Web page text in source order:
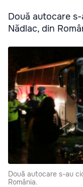
Două autocare
Nădlac, din
Două autocare s-au
România.